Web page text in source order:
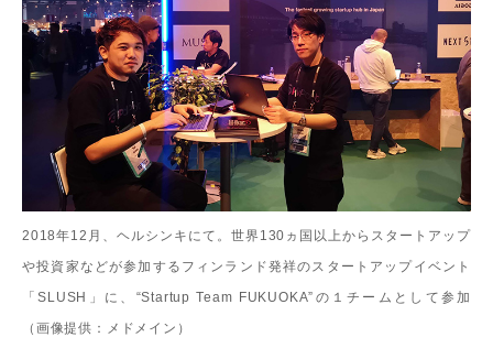
2018年12月、ヘルシンキにて。世界130ヵ国以上からスタートアップ
や投資家などが参加するフィンランド発祥のスタートアップイベント
「SLUSH」に、“Startup Team FUKUOKA”の１チームとして参加
（画像提供：メドメイン）